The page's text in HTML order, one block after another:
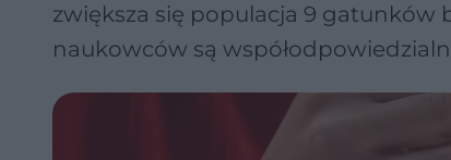
zwiększa się populacja 9 gatunków
naukowców są